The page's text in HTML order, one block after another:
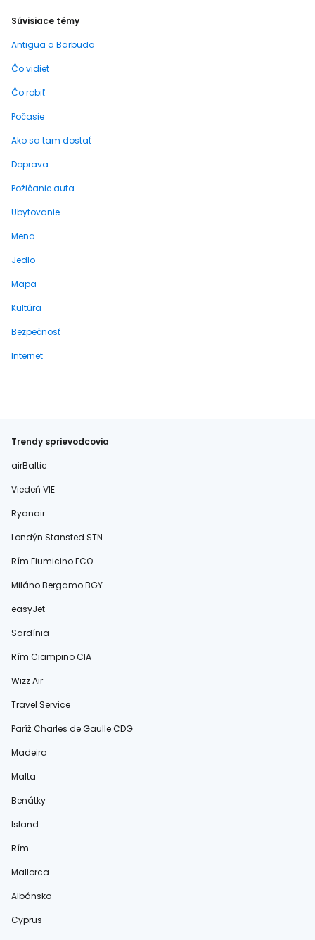
Súvisiace témy
Antigua a Barbuda
Čo vidieť
Čo robiť
Počasie
Ako sa tam dostať
Doprava
Požičanie auta
Ubytovanie
Mena
Jedlo
Mapa
Kultúra
Bezpečnosť
Internet
Trendy sprievodcovia
airBaltic
Viedeň VIE
Ryanair
Londýn Stansted STN
Rím Fiumicino FCO
Miláno Bergamo BGY
easyJet
Sardínia
Rím Ciampino CIA
Wizz Air
Travel Service
Paríž Charles de Gaulle CDG
Madeira
Malta
Benátky
Island
Rím
Mallorca
Albánsko
Cyprus